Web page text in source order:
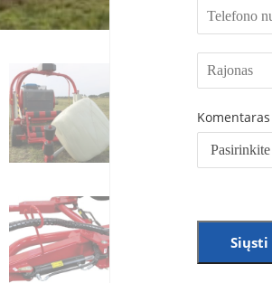
Komentaras
Siųsti